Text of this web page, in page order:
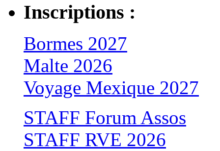
Inscriptions :
Bormes 2027
Malte 2026
Voyage Mexique 2027
STAFF Forum Assos
STAFF RVE 2026